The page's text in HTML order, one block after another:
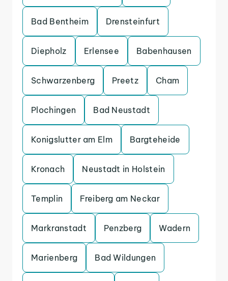
Bad Bentheim Drensteinfurt
Diepholz Erlensee Babenhausen
Schwarzenberg Preetz Cham
Plochingen Bad Neustadt
Konigslutter am Elm Bargteheide
Kronach Neustadt in Holstein
Templin Freiberg am Neckar
Markranstadt Penzberg Wadern
Marienberg Bad Wildungen